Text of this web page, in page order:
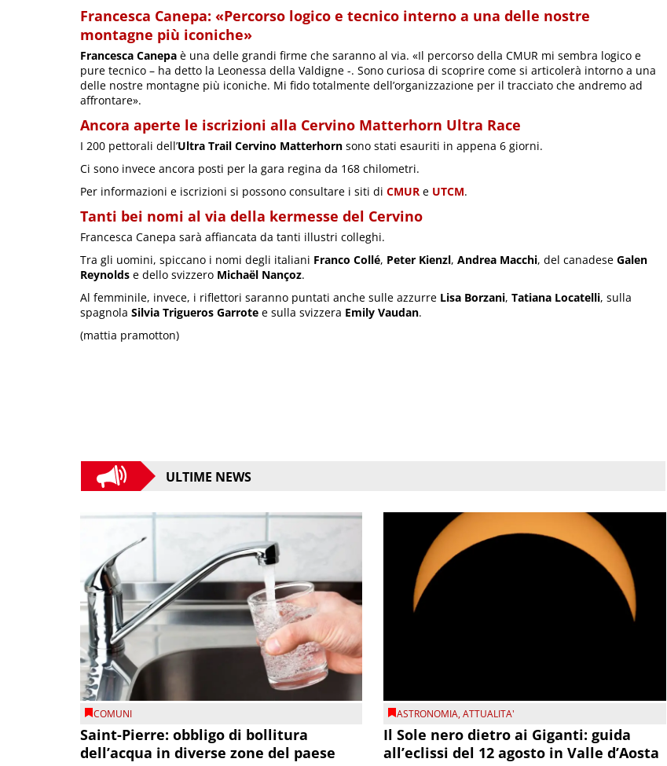
Francesca Canepa: «Percorso logico e tecnico interno a una delle nostre
montagne più iconiche»
Francesca Canepa è una delle grandi firme che saranno al via. «Il percorso della CMUR mi sembra logico e
pure tecnico – ha detto la Leonessa della Valdigne -. Sono curiosa di scoprire come si articolerà intorno a una
delle nostre montagne più iconiche. Mi fido totalmente dell’organizzazione per il tracciato che andremo ad
affrontare».
Ancora aperte le iscrizioni alla Cervino Matterhorn Ultra Race
I 200 pettorali dell’Ultra Trail Cervino Matterhorn sono stati esauriti in appena 6 giorni.
Ci sono invece ancora posti per la gara regina da 168 chilometri.
Per informazioni e iscrizioni si possono consultare i siti di CMUR e UTCM.
Tanti bei nomi al via della kermesse del Cervino
Francesca Canepa sarà affiancata da tanti illustri colleghi.
Tra gli uomini, spiccano i nomi degli italiani Franco Collé, Peter Kienzl, Andrea Macchi, del canadese Galen
Reynolds e dello svizzero Michaël Nançoz.
Al femminile, invece, i riflettori saranno puntati anche sulle azzurre Lisa Borzani, Tatiana Locatelli, sulla
spagnola Silvia Trigueros Garrote e sulla svizzera Emily Vaudan.
(mattia pramotton)
ULTIME NEWS
COMUNI
Saint-Pierre: obbligo di bollitura
dell’acqua in diverse zone del paese
ASTRONOMIA,ATTUALITA'
Il Sole nero dietro ai Giganti: guida
all’eclissi del 12 agosto in Valle d’Aosta